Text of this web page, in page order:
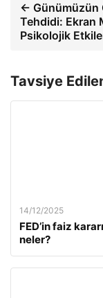
← Günümüzün
Tehdidi: Ekran
Psikolojik
Tavsiye
14/12/2025
FED’in faiz
neler?